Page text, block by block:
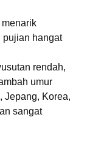
pujian hangat
rendah,
umur
Jepang, Korea,
sangat